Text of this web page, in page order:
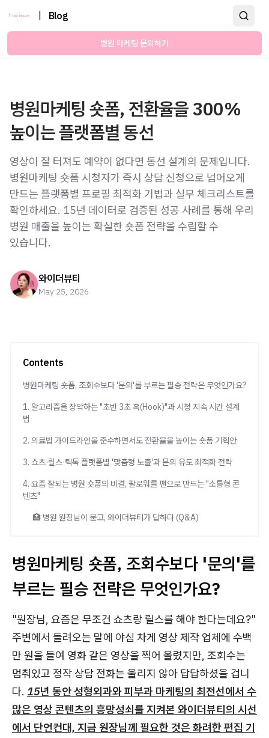
Blog
병원 마케팅 문의하기
병원마케팅 숏폼, 전환율을 300%
높이는 플랫폼별 동선
영상이 잘 터져도 예약이 없다면 동선 설계의 문제입니다.
병원마케팅 숏폼 시청자가 즉시 상담 신청으로 넘어오게
만드는 플랫폼별 프로필 최적화 기법과 실무 체크리스트를
확인하세요. 15년 데이터로 검증된 성공 사례를 통해 우리
병원 매출을 높이는 확실한 숏폼 전략을 수립할 수
있습니다.
와이더뷰티
May 25, 2026
Contents
병원마케팅 숏폼, 조회수보다 '문의'를 부르는 필승 전략은 무엇인가요?
1. 알고리즘을 장악하는 "초반 3초 훅(Hook)"과 시청 지속 시간 설계
법
2. 의료법 가이드라인을 준수하면서도 전환율을 높이는 숏폼 기획안
3. 쇼츠·릴스·틱톡 플랫폼별 '맞춤형 노출'과 문의 유도 최적화 전략
4. 요즘 잘되는 병원 숏폼의 비결, 팔로워를 팬으로 만드는 "소통형 콘
텐츠"
🏥 병원 원장님이 묻고, 와이더뷰티가 답하다 (Q&A)
병원마케팅 숏폼, 조회수보다 '문의'를
부르는 필승 전략은 무엇인가요?
"원장님, 요즘은 무조건 쇼츠랑 릴스를 해야 한다는데요?"
주변에서 들려오는 말에 야심 차게 영상 제작 업체에 수백
만 원을 들여 영화 같은 영상을 찍어 올렸지만, 조회수는
멈춰있고 정작 상담 전화는 울리지 않아 답답하셨을 겁니
다. 15년 동안 성형외과와 피부과 마케팅의 최전선에서 수
많은 영상 콘텐츠의 흥망성쇠를 지켜본 와이더뷰티의 시선
에서 단언컨대, 지금 원장님께 필요한 것은 화려한 편집 기